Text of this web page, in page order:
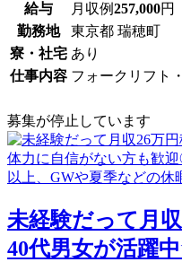
給与 月収例257,000円
勤務地
東京都 瑞穂町
寮・社宅 あり
仕事内容 フォークリフト
募集が停止しています
未経験だって月
40代男女が活躍